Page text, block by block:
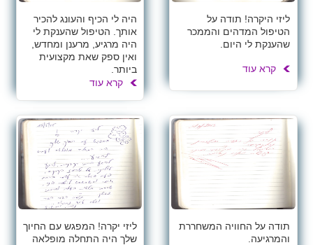
ליזי היקרה! תודה על
הטיפול המדהים והממכר
שהענקת לי היום.
קרא עוד
היה לי הכיף והעונג להכיר
אותך. הטיפול שהענקת לי
היה מרגיע, מרענן ומחדש,
ואין ספק שאת מקצועית
ביותר.
קרא עוד
תודה על החוויה המשחררת
והמרגיעה.
ליזי יקרה! המפגש עם החיוך
שלך היה התחלה מופלאה